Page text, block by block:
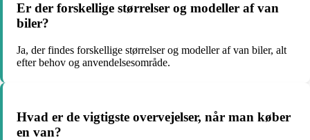
Er der forskellige størrelser og modeller af van
biler?
Ja, der findes forskellige størrelser og modeller af van biler, alt
efter behov og anvendelsesområde.
Hvad er de vigtigste overvejelser, når man køber
en van?